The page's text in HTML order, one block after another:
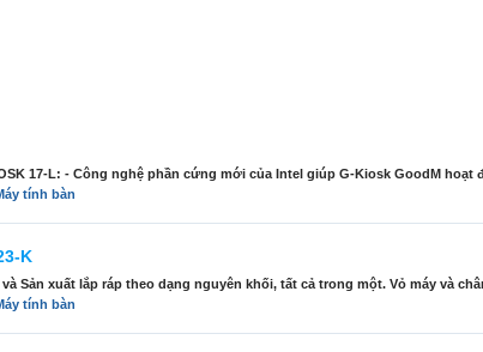
17-L: - Công nghệ phần cứng mới của Intel giúp G-Kiosk GoodM hoạt
tính bàn
K
Sản xuất lắp ráp theo dạng nguyên khối, tất cả trong một. Vỏ máy và
tính bàn